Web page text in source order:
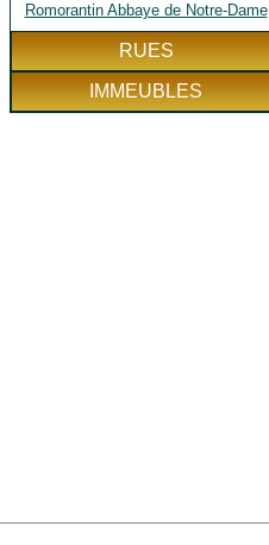
Romorantin Abbaye de Notre-Dame
RUES
IMMEUBLES